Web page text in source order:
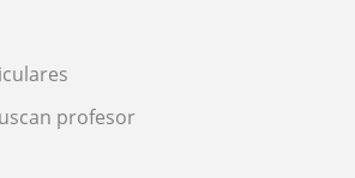
profesor